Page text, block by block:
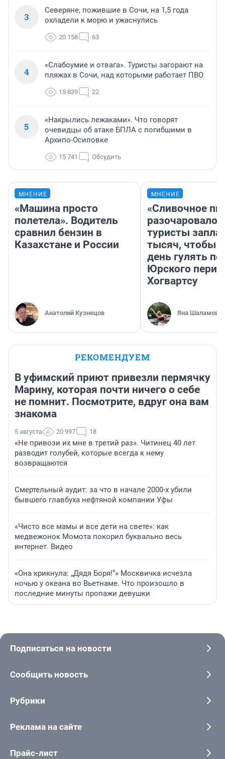
3
Северяне, пожившие в Сочи, на 1,5 года
охладели к морю и ужаснулись
20 158 63
4
«Слабоумие и отвага». Туристы загорают на
пляжах в Сочи, над которыми работает ПВО
15 839 22
5
«Накрылись лежаками». Что говорят
очевидцы об атаке БПЛА с погибшими в
Архипо-Осиповке
15 741 Обсудить
МНЕНИЕ
«Машина просто
полетела». Водитель
сравнил бензин в
Казахстане и России
Анатолий Кузнецов
МНЕНИЕ
«Сливочное
разочаровало»:
туристы
тысяч, чтобы
день гулять по
Юрского
Хогвартсу
Яна Шаламова
РЕКОМЕНДУЕМ
В уфимский приют привезли пермячку
Марину, которая почти ничего о себе
не помнит. Посмотрите, вдруг она вам
знакома
5 августа 20 997 18
«Не привози их мне в третий раз». Читинец 40 лет
разводит голубей, которые всегда к нему
возвращаются
Смертельный аудит: за что в начале 2000-х убили
бывшего главбуха нефтяной компании Уфы
«Чисто все мамы и все дети на свете»: как
медвежонок Момота покорил буквально весь
интернет. Видео
«Она крикнула: „Дядя Боря!“» Москвичка исчезла
ночью у океана во Вьетнаме. Что произошло в
последние минуты пропажи девушки
Подписаться на новости
Сообщить новость
Рубрики
Реклама на сайте
Прайс-лист